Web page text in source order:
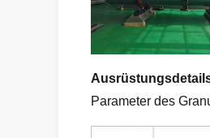
Parameter des